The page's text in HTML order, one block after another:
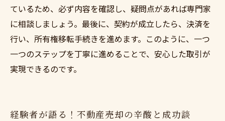
ているため、必ず内容を確認し、疑問点があれば専門家
に相談しましょう。最後に、契約が成立したら、決済を
行い、所有権移転手続きを進めます。このように、一つ
一つのステップを丁寧に進めることで、安心した取引が
実現できるのです。
経験者が語る！不動産売却の辛酸と成功談